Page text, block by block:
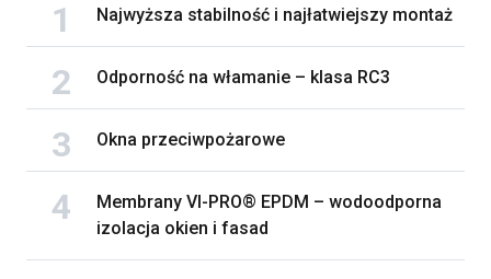
Najwyższa stabilność i najłatwiejszy montaż
Odporność na włamanie – klasa RC3
Okna przeciwpożarowe
Membrany VI-PRO® EPDM – wodoodporna
izolacja okien i fasad